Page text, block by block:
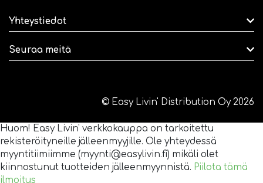
Yhteystiedot
Seuraa meitä
© Easy Livin' Distribution Oy 2026
Huom! Easy Livin' verkkokauppa on tarkoitettu
rekisteröityneille jälleenmyyjille. Ole yhteydessä
myyntitiimiimme (myynti@easylivin.fi) mikäli olet
kiinnostunut tuotteiden jälleenmyynnistä. Piilota tämä
ilmoitus